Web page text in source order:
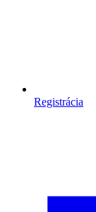
Registrácia